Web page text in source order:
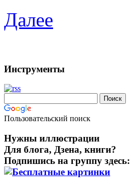
Далее
Инструменты
Пользовательский поиск
Нужны иллюстрации
Для блога, Дзена, книги?
Подпишись на группу здесь: